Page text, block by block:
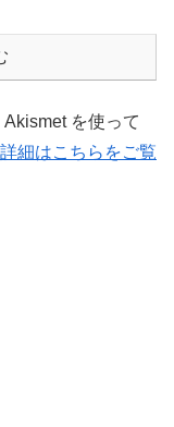
を使って
細はこちらをご覧